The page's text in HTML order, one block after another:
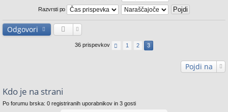
Razvrsti po
Odgovori
36 prispevkov 1 2 3
Pojdi na
Kdo je na strani
Po forumu brska: 0 registriranih uporabnikov in 3 gosti